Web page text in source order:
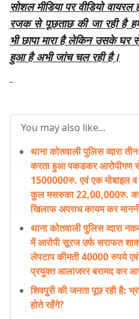
सोशल मीडिया पर वीडियो
रजक से पूछताछ की जा रही है
भी छापा मारा है लेकिन उसके घर
हुआ है अभी जांच चल रही है।
You may also like...
थाना कोतवाली पुलिस व्दारा
करता हुआ पकडकर आरोपीगण
1500000रु. एवं एक मोबाइल
कुल मसरुका 22,00,000रु. का
खिलाफ अपराध कायम कर
थाना कोतवाली पुलिस व्दारा
में आरोपी सूरज उर्फ सराफत
लेपटाप कीमती 40000 रुपये
प्रयुक्त आलाजरर बरामद कर
शिवपुरी की जनता पूछ रही है:
होते रहेंगे?